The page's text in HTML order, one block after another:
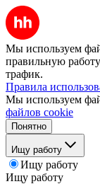
Мы используем
правильную
трафик.
Правила
Мы используем
файлов cookie
Понятно
Ищу работу
Ищу работу
Ищу работу